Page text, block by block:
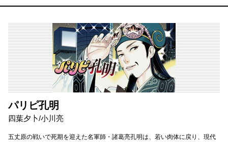
パリピ孔明
四葉夕卜/小川亮
五丈原の戦いで死期を迎えた名軍師・諸葛亮孔明は、若い肉体に戻り、現代